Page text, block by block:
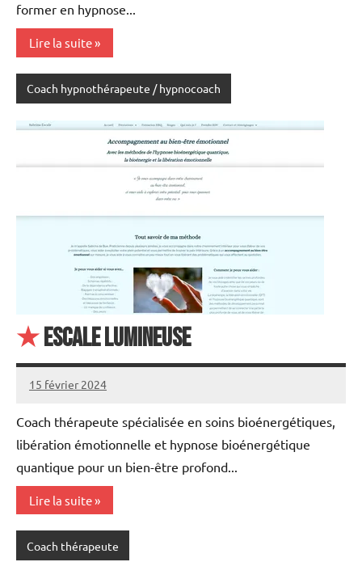
former en hypnose...
Lire la suite
Coach hypnothérapeute / hypnocoach
★Escale Lumineuse
15 février 2024
annuairecoaching
Coach thérapeute spécialisée en soins bioénergétiques,
libération émotionnelle et hypnose bioénergétique
quantique pour un bien-être profond...
Lire la suite
Coach thérapeute